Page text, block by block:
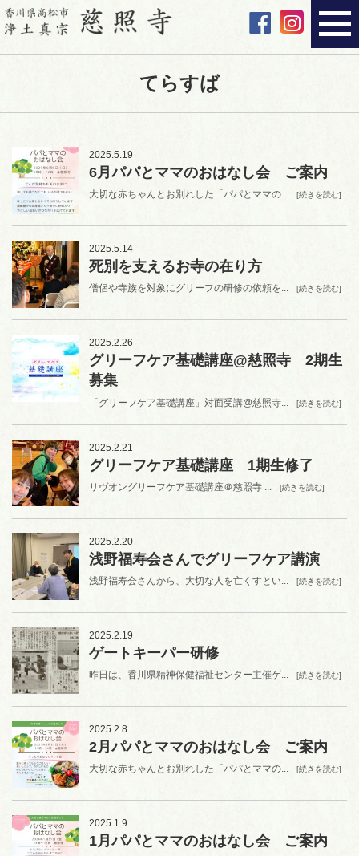
てらすば
2025.5.19
6月パパとママのおはなし会 ご案内
大切な赤ちゃんとお別れした「パパとママの... [続きを読む]
2025.5.14
死別を支えるお寺の在り方
僧侶や寺族を対象にグリーフの研修の依頼を... [続きを読む]
2025.2.26
グリーフケア基礎講座@慈照寺 2期生
募集
「グリーフケア基礎講座」対面受講@慈照寺... [続きを読む]
2025.2.21
グリーフケア基礎講座 1期生修了
リヴオングリーフケア基礎講座＠慈照寺 ... [続きを読む]
2025.2.20
浅野福寿会さんでグリーフケア講演
浅野福寿会さんから、大切な人を亡くすとい... [続きを読む]
2025.2.19
ゲートキーパー研修
昨日は、香川県精神保健福祉センター主催ゲ... [続きを読む]
2025.2.8
2月パパとママのおはなし会 ご案内
大切な赤ちゃんとお別れした「パパとママの... [続きを読む]
2025.1.9
1月パパとママのおはなし会 ご案内